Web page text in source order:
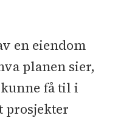
en eiendom
planen sier,
få til i
prosjekter